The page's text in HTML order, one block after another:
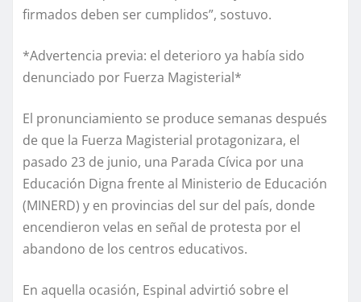
firmados deben ser cumplidos”, sostuvo.
*Advertencia previa: el deterioro ya había sido
denunciado por Fuerza Magisterial*
El pronunciamiento se produce semanas después
de que la Fuerza Magisterial protagonizara, el
pasado 23 de junio, una Parada Cívica por una
Educación Digna frente al Ministerio de Educación
(MINERD) y en provincias del sur del país, donde
encendieron velas en señal de protesta por el
abandono de los centros educativos.
En aquella ocasión, Espinal advirtió sobre el